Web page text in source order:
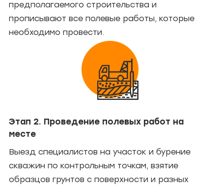
предполагаемого строительства и
прописывают все полевые работы, которые
необходимо провести.
Этап 2. Проведение полевых работ на
месте
Выезд специалистов на участок и бурение
скважин по контрольным точкам, взятие
образцов грунтов с поверхности и разных